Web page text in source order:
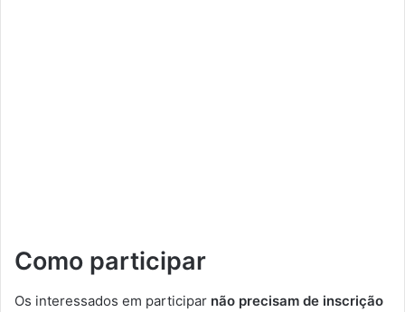
Como participar
Os interessados em participar não precisam de inscrição